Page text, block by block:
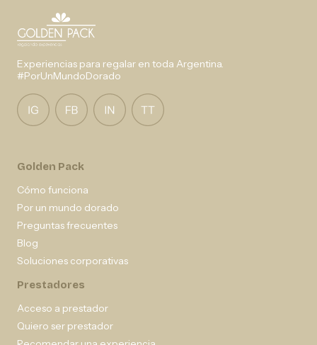
Experiencias para regalar en toda Argentina.
#PorUnMundoDorado
Golden Pack
Cómo funciona
Por un mundo dorado
Preguntas frecuentes
Blog
Soluciones corporativas
Prestadores
Acceso a prestador
Quiero ser prestador